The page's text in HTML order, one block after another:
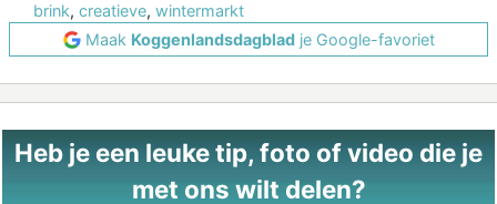
brink, creatieve, wintermarkt
Maak Koggenlandsdagbladje Google-favoriet
Heb je een leuke tip, foto of video die je
met ons wilt delen?